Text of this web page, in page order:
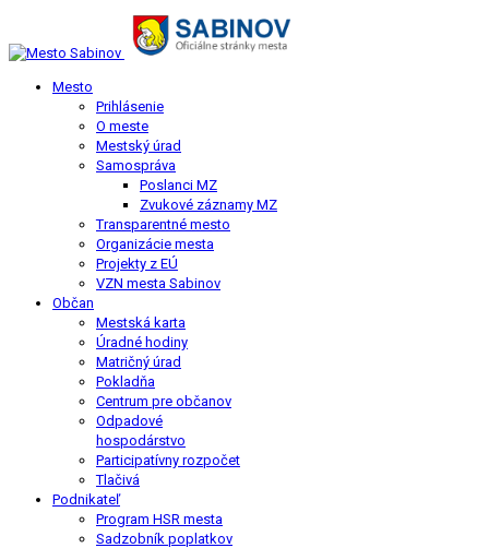
Mesto
Prihlásenie
O meste
Mestský úrad
Samospráva
Poslanci MZ
Zvukové záznamy MZ
Transparentné mesto
Organizácie mesta
Projekty z EÚ
VZN mesta Sabinov
Občan
Mestská karta
Úradné hodiny
Matričný úrad
Pokladňa
Centrum pre občanov
Odpadové
hospodárstvo
Participatívny rozpočet
Tlačivá
Podnikateľ
Program HSR mesta
Sadzobník poplatkov